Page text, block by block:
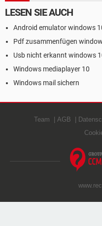
LESEN SIE AUCH
Android emulator windows
Pdf zusammenfügen
Usb nicht erkannt windows
Windows mediaplayer 10
Windows mail sichern
Team AGB